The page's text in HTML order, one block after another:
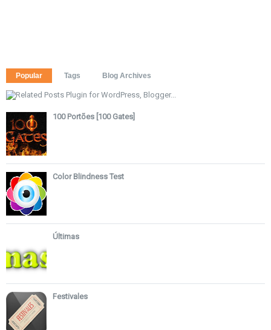
Popular Tags Blog Archives
100 Portões [100 Gates]
Color Blindness Test
Últimas
Festivales